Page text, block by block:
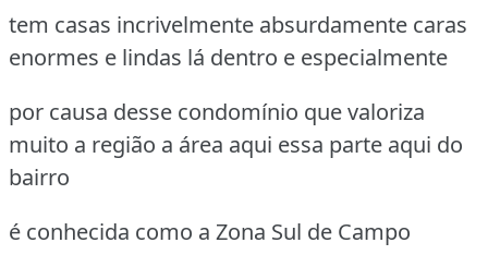
tem casas incrivelmente absurdamente caras
enormes e lindas lá dentro e especialmente
por causa desse condomínio que valoriza
muito a região a área aqui essa parte aqui do
bairro
é conhecida como a Zona Sul de Campo